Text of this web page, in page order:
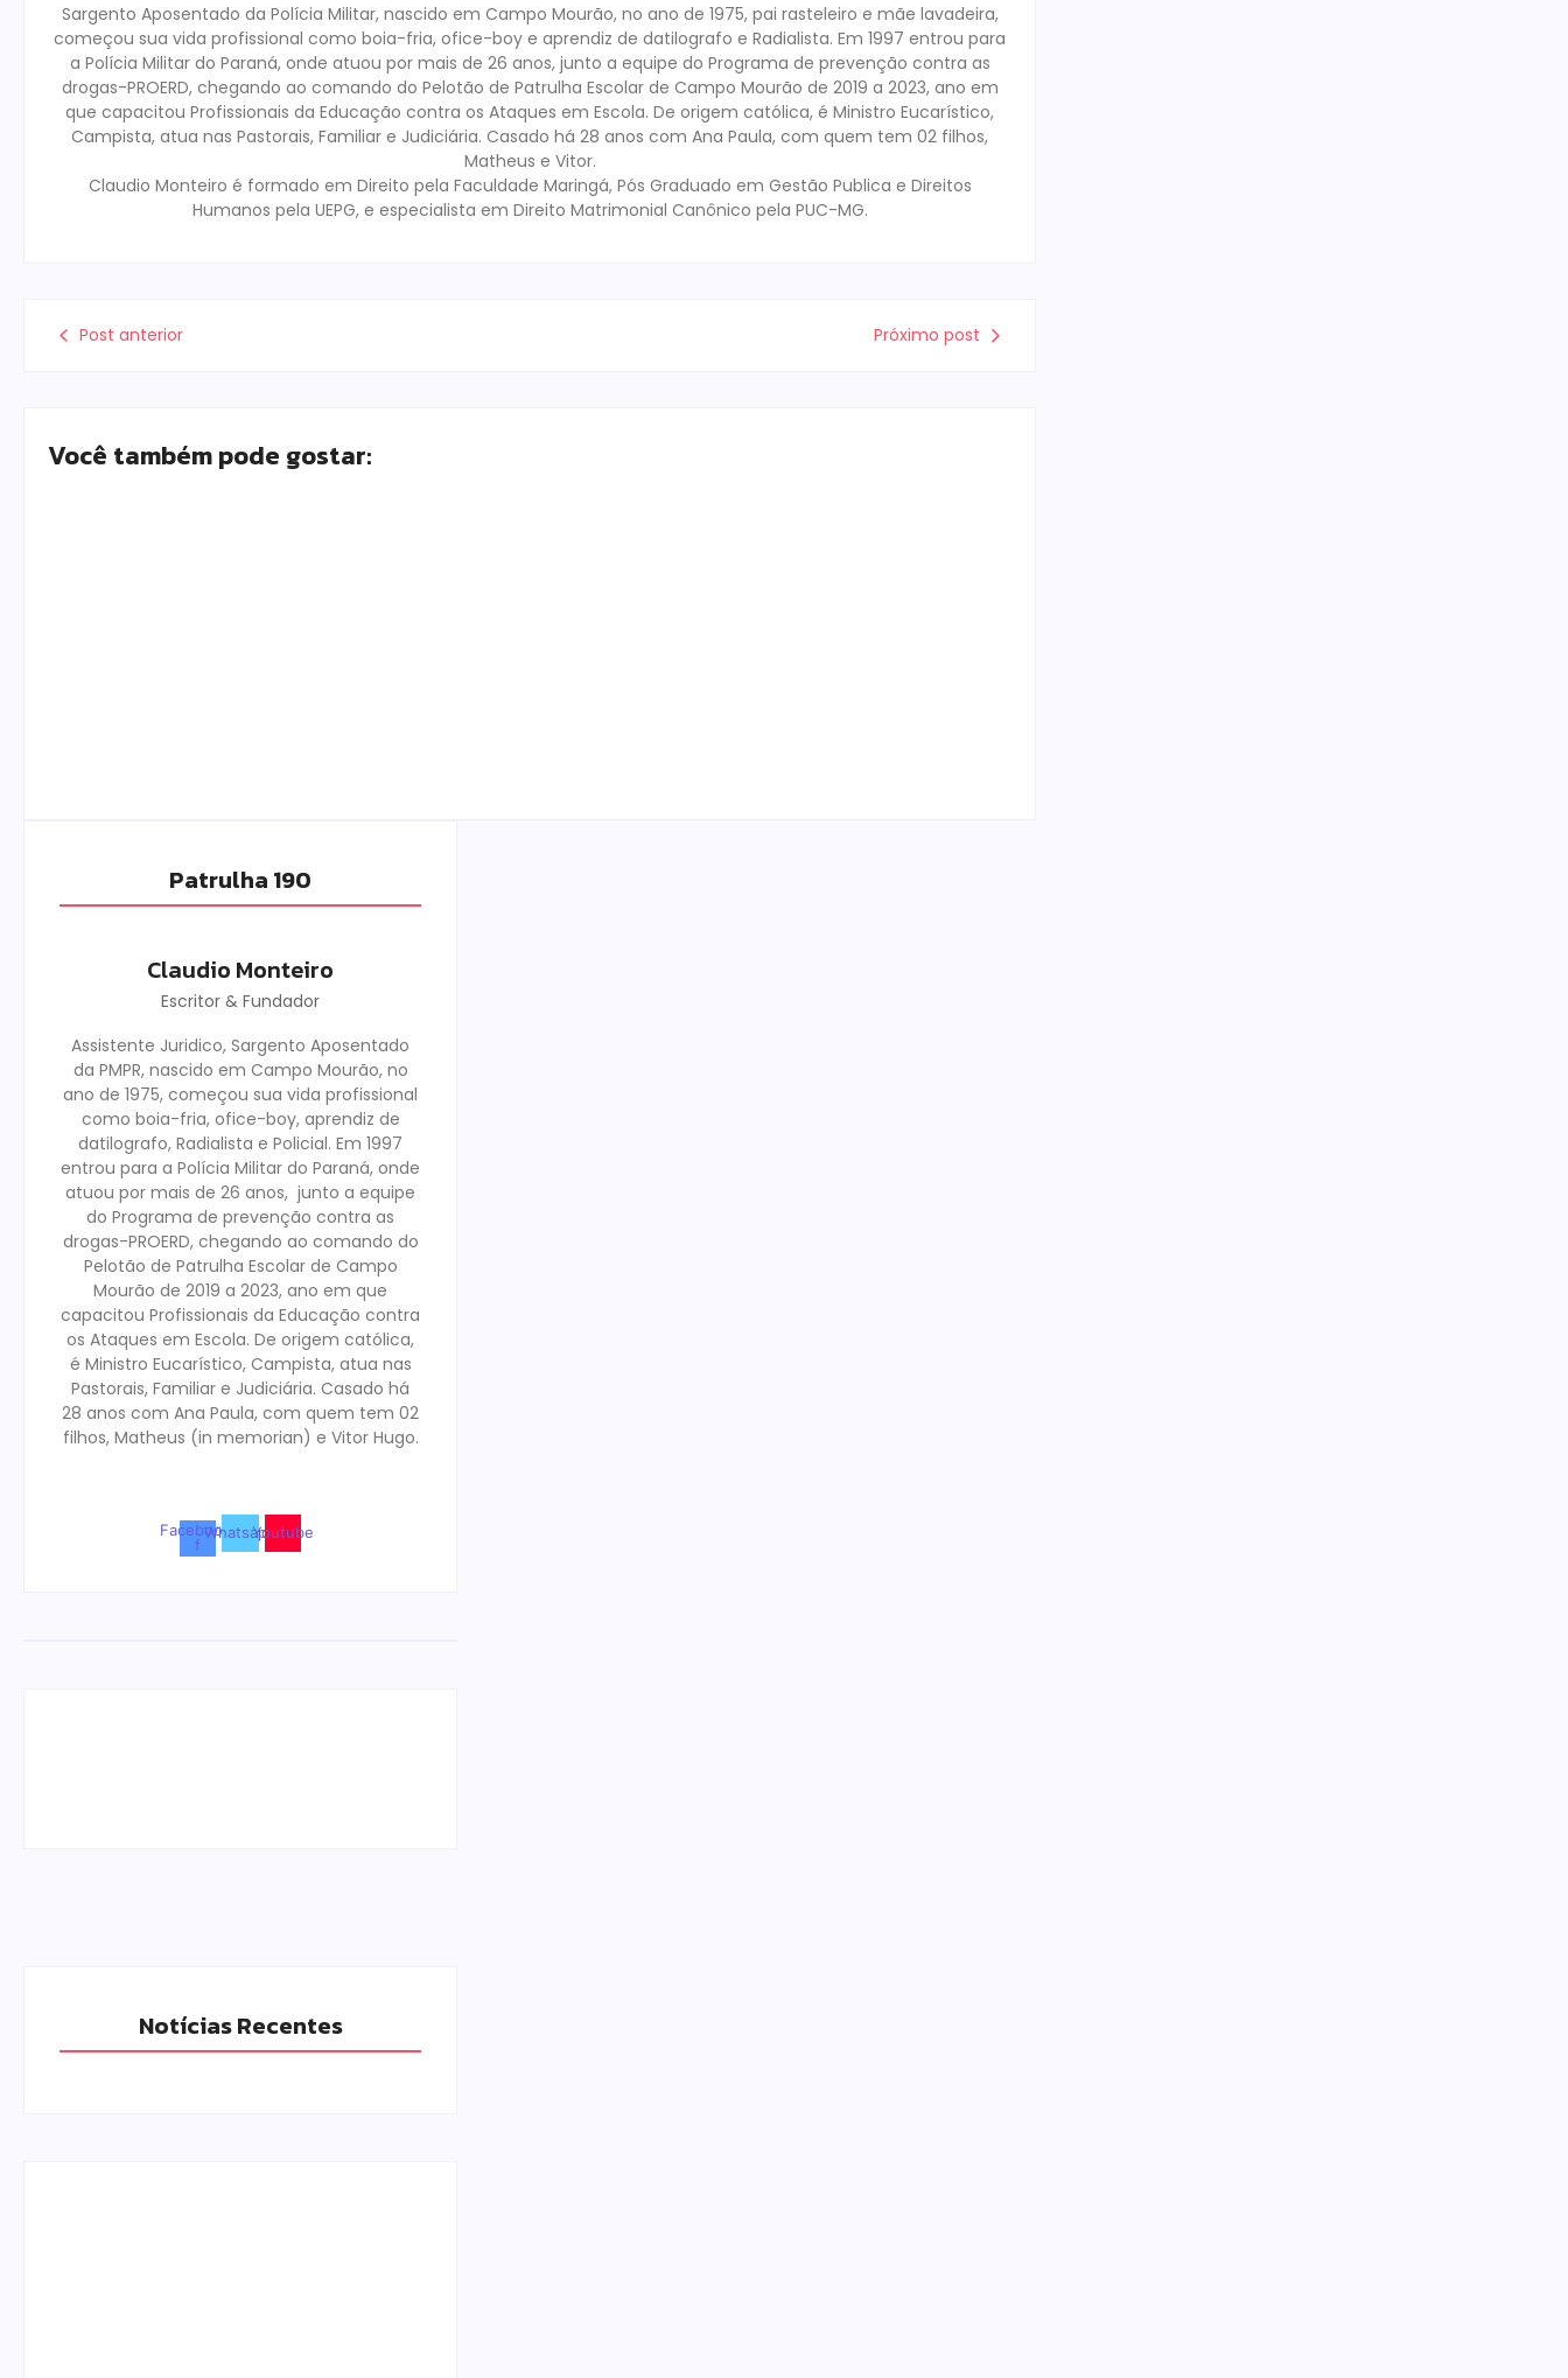
Sargento Aposentado da Polícia Militar, nascido em Campo Mourão, no ano de 1975, pai rasteleiro e mãe lavadeira,
começou sua vida profissional como boia-fria, ofice-boy e aprendiz de datilografo e Radialista. Em 1997 entrou para
a Polícia Militar do Paraná, onde atuou por mais de 26 anos, junto a equipe do Programa de prevenção contra as
drogas-PROERD, chegando ao comando do Pelotão de Patrulha Escolar de Campo Mourão de 2019 a 2023, ano em
que capacitou Profissionais da Educação contra os Ataques em Escola. De origem católica, é Ministro Eucarístico,
Campista, atua nas Pastorais, Familiar e Judiciária. Casado há 28 anos com Ana Paula, com quem tem 02 filhos,
Matheus e Vitor.
Claudio Monteiro é formado em Direito pela Faculdade Maringá, Pós Graduado em Gestão Publica e Direitos
Humanos pela UEPG, e especialista em Direito Matrimonial Canônico pela PUC-MG.
Post anterior Próximo post
Você também pode gostar:
Patrulha 190
Claudio Monteiro
Escritor & Fundador
Assistente Juridico, Sargento Aposentado
da PMPR, nascido em Campo Mourão, no
ano de 1975, começou sua vida profissional
como boia-fria, ofice-boy, aprendiz de
datilografo, Radialista e Policial. Em 1997
entrou para a Polícia Militar do Paraná, onde
atuou por mais de 26 anos, junto a equipe
do Programa de prevenção contra as
drogas-PROERD, chegando ao comando do
Pelotão de Patrulha Escolar de Campo
Mourão de 2019 a 2023, ano em que
capacitou Profissionais da Educação contra
os Ataques em Escola. De origem católica,
é Ministro Eucarístico, Campista, atua nas
Pastorais, Familiar e Judiciária. Casado há
28 anos com Ana Paula, com quem tem 02
filhos, Matheus (in memorian) e Vitor Hugo.
Facebook-
f
WhatsappYoutube
Notícias Recentes